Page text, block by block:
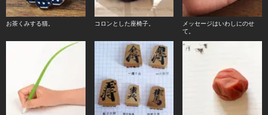
お茶くみする猫。 コロンとした座椅子。
メッセージはいわしにのせ
て。